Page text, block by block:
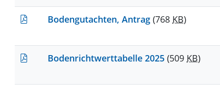
Bodengutachten, Antrag (768 KB)
Bodenrichtwerttabelle 2025 (509 KB)